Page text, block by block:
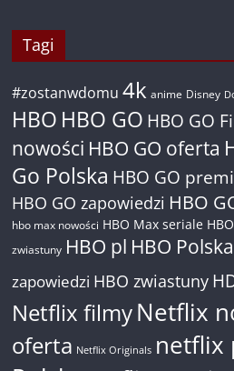
Tagi
#zostanwdomu 4k anime Disney
HBO HBO GO HBO GO
nowości HBO GO oferta
Go Polska HBO GO
HBO GO zapowiedzi HBO
hbo max nowości HBO Max seriale
zwiastuny HBO pl HBO Polska
zapowiedzi HBO zwiastuny
Netflix filmyNetflix
oferta Netflix Originals netflix